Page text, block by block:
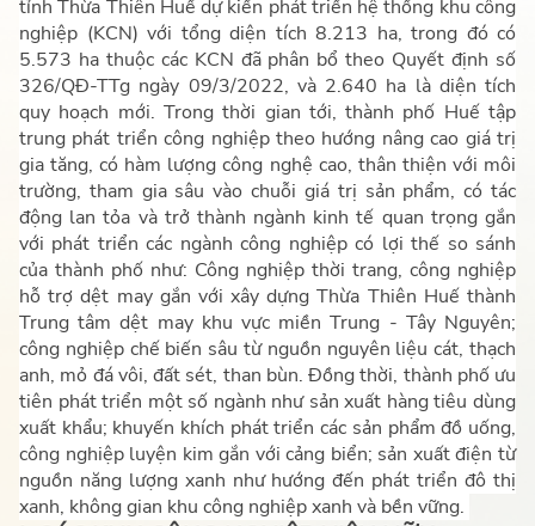
tỉnh Thừa Thiên Huế dự kiến phát triển hệ thống khu công
nghiệp (KCN) với tổng diện tích 8.213 ha, trong đó có
5.573 ha thuộc các KCN đã phân bổ theo Quyết định số
326/QĐ-TTg ngày 09/3/2022, và 2.640 ha là diện tích
quy hoạch mới. Trong thời gian tới, thành phố Huế tập
trung phát triển công nghiệp theo hướng nâng cao giá trị
gia tăng, có hàm lượng công nghệ cao, thân thiện với môi
trường, tham gia sâu vào chuỗi giá trị sản phẩm, có tác
động lan tỏa và trở thành ngành kinh tế quan trọng gắn
với phát triển các ngành công nghiệp có lợi thế so sánh
của thành phố như: Công nghiệp thời trang, công nghiệp
hỗ trợ dệt may gắn với xây dựng Thừa Thiên Huế thành
Trung tâm dệt may khu vực miền Trung - Tây Nguyên;
công nghiệp chế biến sâu từ nguồn nguyên liệu cát, thạch
anh, mỏ đá vôi, đất sét, than bùn. Đồng thời, thành phố ưu
tiên phát triển một số ngành như sản xuất hàng tiêu dùng
xuất khẩu; khuyến khích phát triển các sản phẩm đồ uống,
công nghiệp luyện kim gắn với cảng biển; sản xuất điện từ
nguồn năng lượng xanh như hướng đến phát triển đô thị
xanh, không gian khu công nghiệp xanh và bền vững.